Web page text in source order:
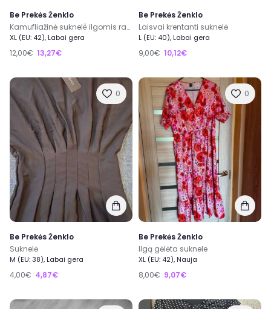
Be Prekės Ženklo
Kamufliažinė suknelẻ ilgomis rankovėmis
XL (EU: 42), Labai gera
12,00€ 13,27€
Be Prekės Ženklo
Laisvai krentanti suknelė
L (EU: 40), Labai gera
9,00€ 10,12€
0
Be Prekės Ženklo
Suknelė
M (EU: 38), Labai gera
4,00€ 4,87€
0
Be Prekės Ženklo
Ilgą gėlėta suknele
XL (EU: 42), Nauja
8,00€ 9,07€